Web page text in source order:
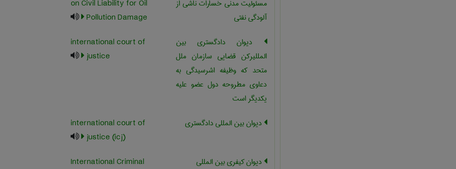
مسئوليت مدني خسارات ناشي از
آلودگي نفتي
on Civil Liability for Oil
Pollution Damage
دیوان دادگستری بین
المللیرکن قضایی سازمان ملل
متحد که وظیفه اشرسیدگی به
دعاوی مطروحه دول عضو علیه
یکدیگر است
international court of
justice
دیوان بین المللی دادگستری
international court of
justice (icj)
دیوان کیفری بین المللی
International Criminal